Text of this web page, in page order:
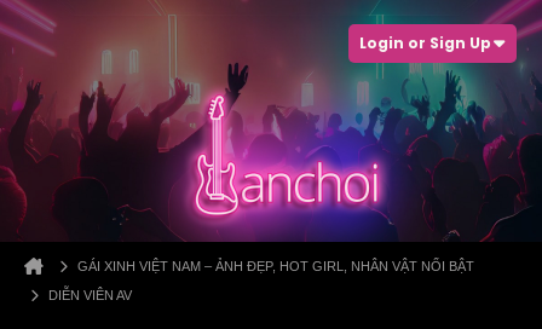
Login or Sign Up
GÁI XINH VIỆT NAM – ẢNH ĐẸP, HOT GIRL, NHÂN VẬT NỔI BẬT
DIỄN VIÊN AV